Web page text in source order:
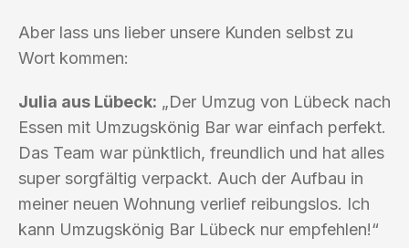
Aber lass uns lieber unsere Kunden selbst zu
Wort kommen:
Julia aus Lübeck: „Der Umzug von Lübeck nach
Essen mit Umzugskönig Bar war einfach perfekt.
Das Team war pünktlich, freundlich und hat alles
super sorgfältig verpackt. Auch der Aufbau in
meiner neuen Wohnung verlief reibungslos. Ich
kann Umzugskönig Bar Lübeck nur empfehlen!“